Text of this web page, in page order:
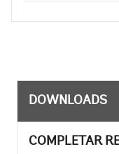
DOWNLOADS
COMPLETAR